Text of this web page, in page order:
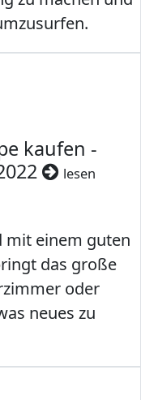
kaufen -
lesen
mit einem guten
das große
oder
neues zu